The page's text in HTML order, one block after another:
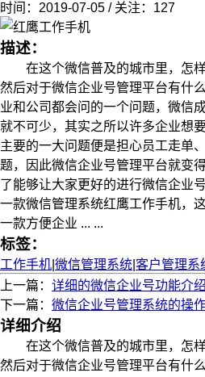
时间：2019-07-05 / 关注：127
描述：
在这个微信普及的城市里，怎样
然后对于微信企业号管理平台有什
业和公司都会问的一个问题，微信
就不可少，其实之所以许多企业想
主要的一大问题便是担心员工走单
题，因此微信企业号管理平台就
了能够让大家更好的进行微信企业
一款微信管理系统红鹰工作手机，
一款方便企业 ... ...
标签：
工作手机 微信管理系统 客户管理系
上一篇： 详细的微信企业号功能介绍
下一篇： 微信企业号管理系统的操
详细介绍
在这个微信普及的城市里，怎样
然后对于微信企业号管理平台有什